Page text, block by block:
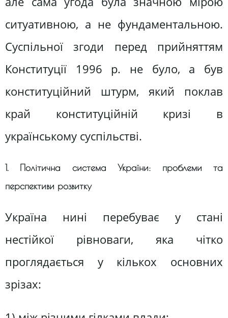
ситуативною, а не фундаментальною.
Суспільної згоди перед прийняттям
Конституції 1996 р. не було, а був
конституційний штурм, який поклав
край конституційній кризі в
українському суспільстві.
1. Політична система України: проблеми та
перспективи розвитку
Україна нині перебуває у стані
нестійкої рівноваги, яка чітко
проглядається у кількох основних
зрізах: